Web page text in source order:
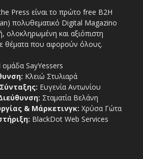
Press είναι το πρώτο free Β2Η
πολυθεματικό Digital Magazino
ολοκληρωμένη και αξιόπιστη
θέματα που αφορούν όλους.
ομάδα SayYessers
Κλειώ Στυλιαρά
Ευγενία Αντωνίου
Σταματία Βελάνη
& Μάρκετινγκ: Χρύσα Γώτα
BlackDot Web Services